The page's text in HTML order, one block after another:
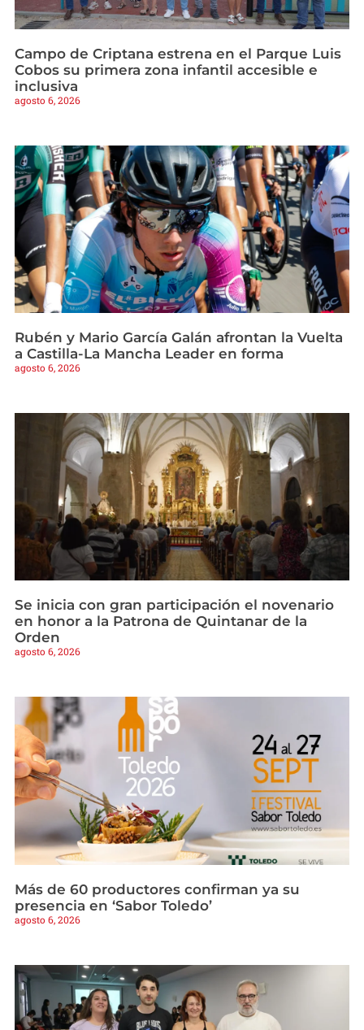
Campo de Criptana estrena en el Parque Luis
Cobos su primera zona infantil accesible e
inclusiva
agosto 6, 2026
Rubén y Mario García Galán afrontan la Vuelta
a Castilla-La Mancha Leader en forma
agosto 6, 2026
Se inicia con gran participación el novenario
en honor a la Patrona de Quintanar de la
Orden
agosto 6, 2026
Más de 60 productores confirman ya su
presencia en ‘Sabor Toledo’
agosto 6, 2026